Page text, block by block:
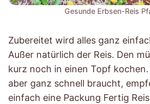
Gesunde Erbsen-Reis
Zubereitet wird alles ganz
Außer natürlich der Reis. Den
kurz noch in einen Topf kochen.
aber ganz schnell braucht,
einfach eine Packung Fertig